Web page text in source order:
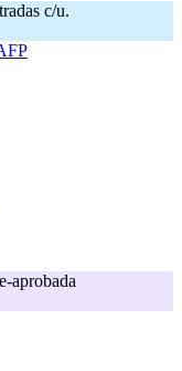
c/u.
aprobada